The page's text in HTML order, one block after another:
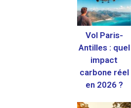
Vol Paris-
Antilles : quel
impact
carbone réel
en 2026 ?